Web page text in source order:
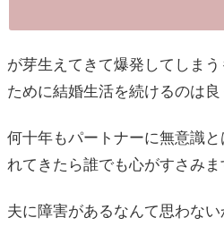
が芽生えてきて爆発してしま
ために結婚生活を続けるのは良
何十年もパートナーに無意識
れてきたら誰でも心がすさみま
夫に障害があるなんて思わな